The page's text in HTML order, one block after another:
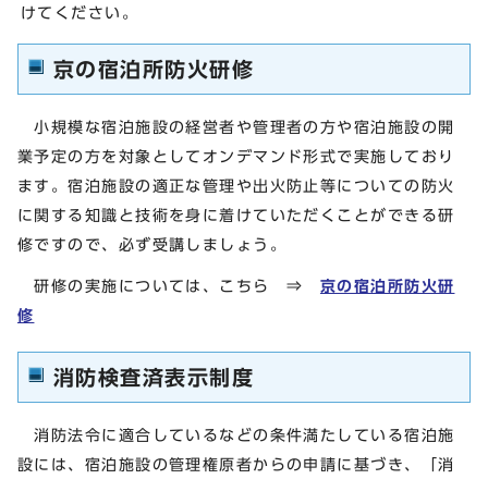
けてください。
京の宿泊所防火研修
小規模な宿泊施設の経営者や管理者の方や宿泊施設の開
業予定の方を対象としてオンデマンド形式で実施しており
ます。宿泊施設の適正な管理や出火防止等についての防火
に関する知識と技術を身に着けていただくことができる研
修ですので、必ず受講しましょう。
研修の実施については、こちら ⇒ 京の宿泊所防火研
修
消防検査済表示制度
消防法令に適合しているなどの条件満たしている宿泊施
設には、宿泊施設の管理権原者からの申請に基づき、「消